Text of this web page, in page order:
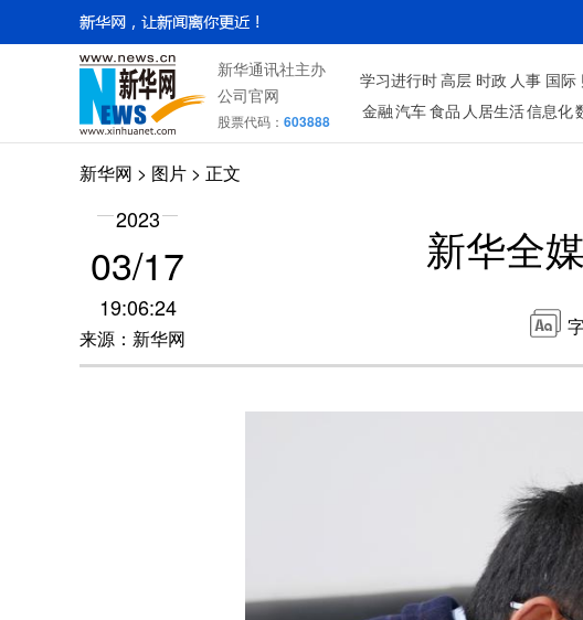
新华通讯社主办
公司官网
股票代码： 603888
学习进行时高层 时政 人事 国际
金融汽车食品 人居生活信息化
新华网 > 图片 > 正文
2023
03/17
19:06:24
来源：新华网
新华全